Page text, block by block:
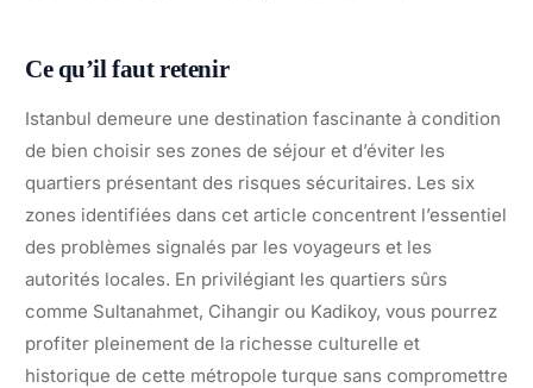
Ce qu’il faut retenir
Istanbul demeure une destination fascinante à condition
de bien choisir ses zones de séjour et d’éviter les
quartiers présentant des risques sécuritaires. Les six
zones identifiées dans cet article concentrent l’essentiel
des problèmes signalés par les voyageurs et les
autorités locales. En privilégiant les quartiers sûrs
comme Sultanahmet, Cihangir ou Kadikoy, vous pourrez
profiter pleinement de la richesse culturelle et
historique de cette métropole turque sans compromettre